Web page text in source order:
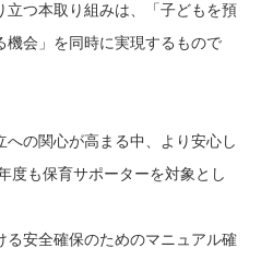
立つ本取り組みは、「子どもを預
機会」を同時に実現するもので
の関心が高まる中、より安心し
度も保育サポーターを対象とし
安全確保のためのマニュアル確